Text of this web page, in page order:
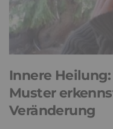
Innere
Muster
Veränderung